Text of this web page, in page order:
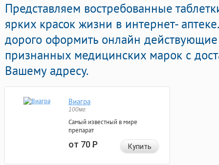
Представляем востребованные
ярких красок жизни в интернет-
дорого оформить онлайн
признанных медицинских марок с
Вашему адресу.
Виагра
100мг
Самый известный в мире
препарат
от 70Р Купить